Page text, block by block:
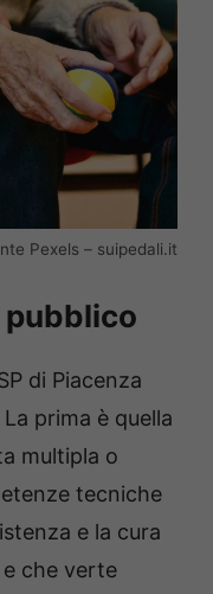
Pexels – suipedali.it
di Piacenza
La prima è quella
multipla o
tecniche
e la cura
che verte